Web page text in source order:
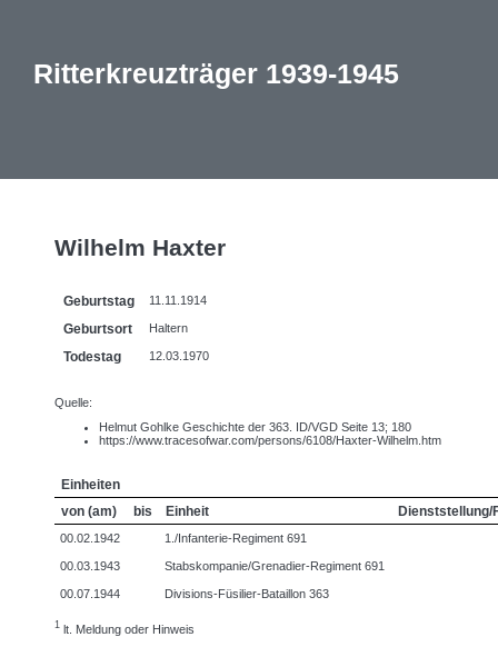
Ritterkreuzträger 1939-1945
Wilhelm Haxter
Geburtstag 11.11.1914
Geburtsort Haltern
Todestag 12.03.1970
Quelle:
Helmut Gohlke Geschichte der 363. ID/VGD Seite 13; 180
https://www.tracesofwar.com/persons/6108/Haxter-Wilhelm.htm
Einheiten
von (am)
bis Einheit Dienststellung/
00.02.1942 1./Infanterie-Regiment 691
00.03.1943 Stabskompanie/Grenadier-Regiment 691
00.07.1944 Divisions-Füsilier-Bataillon 363
1 lt. Meldung oder Hinweis